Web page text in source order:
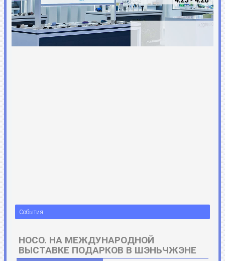
События
HOCO. НА МЕЖДУНАРОДНОЙ
ВЫСТАВКЕ ПОДАРКОВ В ШЭНЬЧЖЭНЕ